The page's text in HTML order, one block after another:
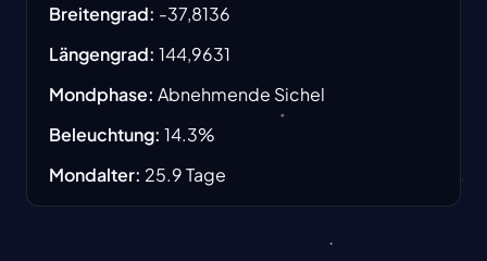
Breitengrad: -37,8136
Längengrad: 144,9631
Mondphase: Abnehmende Sichel
Beleuchtung: 14.3%
Mondalter: 25.9Tage